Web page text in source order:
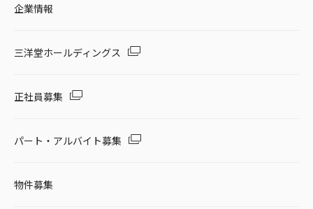
企業情報
三洋堂ホールディングス
正社員募集
パート・アルバイト募集
物件募集